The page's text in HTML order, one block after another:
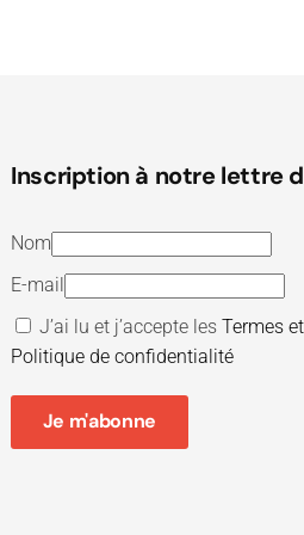
Inscription à notre lettre
Nom
E-mail
J’ai lu et j’accepte lesTermes
Politique de confidentialité
Je m'abonne